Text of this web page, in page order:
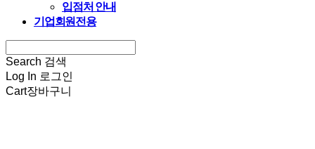
입점처 안내
기업회원전용
Search 검색
Log In 로그인
Cart장바구니